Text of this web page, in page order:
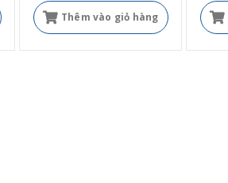
Thêm vào giỏ hàng